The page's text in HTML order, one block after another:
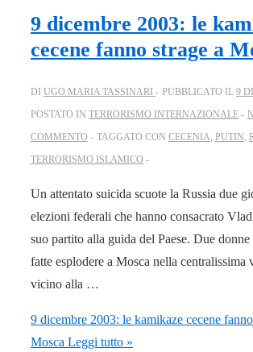
9 dicembre 2003: le
cecene fanno strage a
DI UGO MARIA TASSINARI PUBBLICATO IL 9
POSTATO IN TERRORISMO INTERNAZIONALE
COMMENTO
TAGGATO CON CECENIA, PUTIN,
TERRORISMO ISLAMICO
Un attentato suicida scuote la Russia due
elezioni federali che hanno consacrato
suo partito alla guida del Paese. Due
fatte esplodere a Mosca nella centralissima
vicino alla …
9 dicembre 2003: le kamikaze cecene
Mosca Leggi tutto »